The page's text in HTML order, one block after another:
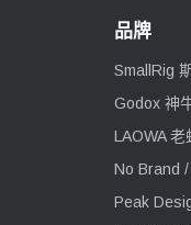
品牌
SmallRig
Godox 神
LAOWA 老
No Brand
Peak